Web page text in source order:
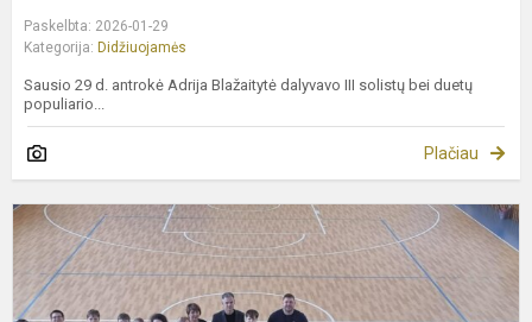
Paskelbta: 2026-01-29
Kategorija: Didžiuojamės
Sausio 29 d. antrokė Adrija Blažaitytė dalyvavo III solistų bei duetų
populiario...
Plačiau